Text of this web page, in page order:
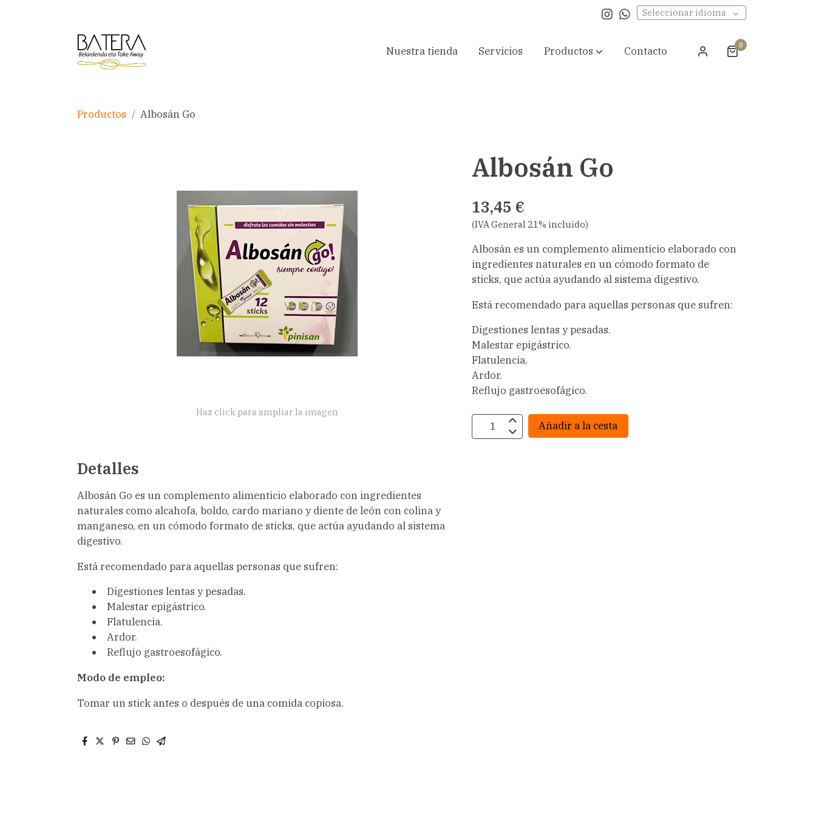
Seleccionar idioma
Nuestra tienda Servicios Productos Contacto 0
Productos Albosán Go
Haz click para ampliar la imagen
Detalles
Albosán Go es un complemento alimenticio elaborado con ingredientes
naturales como alcahofa, boldo, cardo mariano y diente de león con colina y
manganeso, en un cómodo formato de sticks, que actúa ayudando al sistema
digestivo.
Está recomendado para aquellas personas que sufren:
Digestiones lentas y pesadas.
Malestar epigástrico.
Flatulencia.
Ardor.
Reflujo gastroesofágico.
Modo de empleo:
Tomar un stick antes o después de una comida copiosa.
Albosán Go
13,45 €
(IVA General 21% incluido)
Albosán es un complemento alimenticio elaborado con
ingredientes naturales en un cómodo formato de
sticks, que actúa ayudando al sistema digestivo.
Está recomendado para aquellas personas que sufren:
Digestiones lentas y pesadas.
Malestar epigástrico.
Flatulencia.
Ardor.
Reflujo gastroesofágico.
Añadir a la cesta